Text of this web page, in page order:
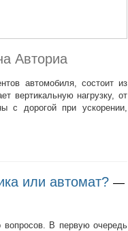
Авториа
автомобиля, состоит из
вертикальную нагрузку, от
с дорогой при ускорении,
или автомат? —
вопросов. В первую очередь